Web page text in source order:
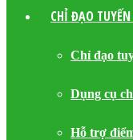
CHỈ ĐẠO
Chỉ đạo
Dụng cụ
Hỗ trợ